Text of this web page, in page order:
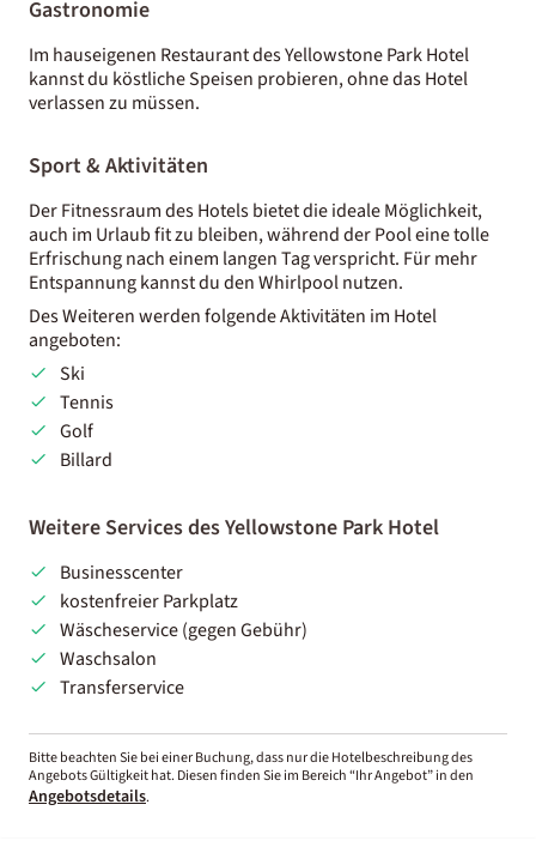
Gastronomie
Im hauseigenen Restaurant des Yellowstone Park Hotel
kannst du köstliche Speisen probieren, ohne das Hotel
verlassen zu müssen.
Sport & Aktivitäten
Der Fitnessraum des Hotels bietet die ideale Möglichkeit,
auch im Urlaub fit zu bleiben, während der Pool eine tolle
Erfrischung nach einem langen Tag verspricht. Für mehr
Entspannung kannst du den Whirlpool nutzen.
Des Weiteren werden folgende Aktivitäten im Hotel
angeboten:
Ski
Tennis
Golf
Billard
Weitere Services des Yellowstone Park Hotel
Businesscenter
kostenfreier Parkplatz
Wäscheservice (gegen Gebühr)
Waschsalon
Transferservice
Bitte beachten Sie bei einer Buchung, dass nur die Hotelbeschreibung des
Angebots Gültigkeit hat. Diesen finden Sie im Bereich “Ihr Angebot” in den
Angebotsdetails.